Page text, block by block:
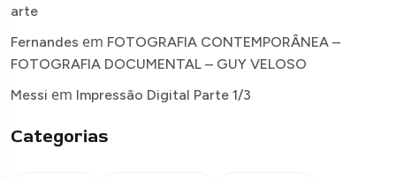
arte
Fernandes em FOTOGRAFIA CONTEMPORÂNEA –
FOTOGRAFIA DOCUMENTAL – GUY VELOSO
Messi em Impressão Digital Parte 1/3
Categorias